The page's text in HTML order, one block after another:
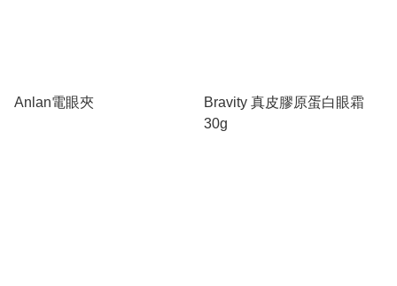
Anlan電眼夾
Bravity 真皮膠原蛋白眼霜
30g